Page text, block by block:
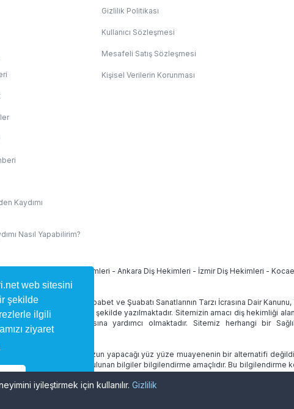
web sitesini
şekilde
ilgili
ziyaret
iyileştirmek için kullanılır. Gizlilik
Kaydımı
Nasıl Yapabilirim?
Gizlilik Politikası
Kullanıcı Sözleşmesi
Mesafeli Satış Sözleşmesi
Kişisel Verilerin Korunması
İstanbul Diş Hekimleri - Ankara Diş Hekimleri - İzmir Diş Hekimleri -
içeriğinde 1219 Sayılı Tababet ve Şuabatı Sanatlarının Tarzı İcrasına Dair
tarafından bağımsız şekilde yazılmaktadır. Sitemizin amacı diş
ve randevu almasına yardımcı olmaktadır. Sitemiz herhangi bir
hizmetleri doktorunuzun yapacağı yüz yüze muayenenin bir alternatifi
Site içerisinde bulunan bilgiler bilgilendirme amaçlıdır. Bu bilgilendirme